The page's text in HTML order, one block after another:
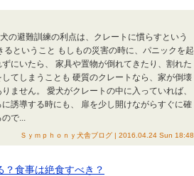
の避難訓練の利点は、クレートに慣らすという
ということ もしもの災害の時に、パニックを起
にいたら、 家具や置物が倒れてきたり、割れた
てしまうことも 硬質のクレートなら、家が倒壊
ません。 愛犬がクレートの中に入っていれば、
誘導する時にも、 扉を少し開けながらすぐに確
で...
Ｓｙｍｐｈｏｎｙ犬舎ブログ | 2016.04.24 Sun 18:48
食事は絶食すべき？